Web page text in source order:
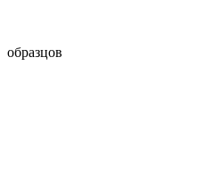
образцов